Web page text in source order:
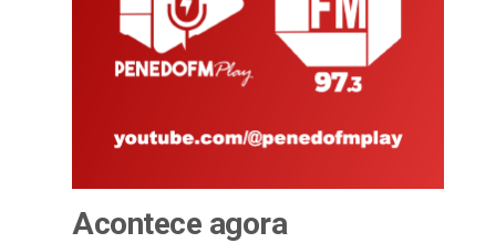
Acontece agora